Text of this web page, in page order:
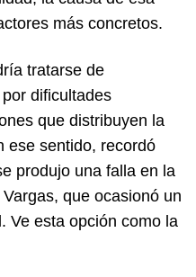
más concretos.
tratarse de
dificultades
que distribuyen la
ese sentido, recordó
produjo una falla en la
que ocasionó un
Ve esta opción como la